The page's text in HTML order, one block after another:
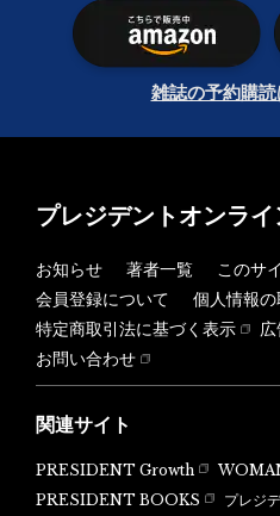
雑誌の予約購
プレジデントオンラ
お知らせ 著者一覧
このサ
会員登録について
個人情報
特定商取引法に基づく表示
お問い合わせ
関連サイト
PRESIDENT Growth
PRESIDENT BOOKS
プレジ